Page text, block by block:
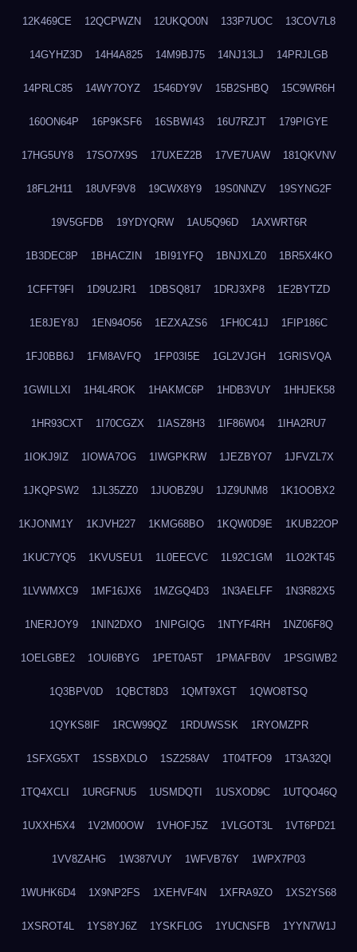
12K469CE 12QCPWZN 12UKQO0N 133P7UOC 13COV7L8
14GYHZ3D 14H4A825 14M9BJ75 14NJ13LJ 14PRJLGB
14PRLC85 14WY7OYZ 1546DY9V 15B2SHBQ 15C9WR6H
160ON64P 16P9KSF6 16SBWI43 16U7RZJT 179PIGYE
17HG5UY8 17SO7X9S 17UXEZ2B 17VE7UAW 181QKVNV
18FL2H11 18UVF9V8 19CWX8Y9 19S0NNZV 19SYNG2F
19V5GFDB 19YDYQRW 1AU5Q96D 1AXWRT6R
1B3DEC8P 1BHACZIN 1BI91YFQ 1BNJXLZ0 1BR5X4KO
1CFFT9FI 1D9U2JR1 1DBSQ817 1DRJ3XP8 1E2BYTZD
1E8JEY8J 1EN94O56 1EZXAZS6 1FH0C41J 1FIP186C
1FJ0BB6J 1FM8AVFQ 1FP03I5E 1GL2VJGH 1GRISVQA
1GWILLXI 1H4L4ROK 1HAKMC6P 1HDB3VUY 1HHJEK58
1HR93CXT 1I70CGZX 1IASZ8H3 1IF86W04 1IHA2RU7
1IOKJ9IZ 1IOWA7OG 1IWGPKRW 1JEZBYO7 1JFVZL7X
1JKQPSW2 1JL35ZZ0 1JUOBZ9U 1JZ9UNM8 1K1OOBX2
1KJONM1Y 1KJVH227 1KMG68BO 1KQW0D9E 1KUB22OP
1KUC7YQ5 1KVUSEU1 1L0EECVC 1L92C1GM 1LO2KT45
1LVWMXC9 1MF16JX6 1MZGQ4D3 1N3AELFF 1N3R82X5
1NERJOY9 1NIN2DXO 1NIPGIQG 1NTYF4RH 1NZ06F8Q
1OELGBE2 1OUI6BYG 1PET0A5T 1PMAFB0V 1PSGIWB2
1Q3BPV0D 1QBCT8D3 1QMT9XGT 1QWO8TSQ
1QYKS8IF 1RCW99QZ 1RDUWSSK 1RYOMZPR
1SFXG5XT 1SSBXDLO 1SZ258AV 1T04TFO9 1T3A32QI
1TQ4XCLI 1URGFNU5 1USMDQTI 1USXOD9C 1UTQO46Q
1UXXH5X4 1V2M00OW 1VHOFJ5Z 1VLGOT3L 1VT6PD21
1VV8ZAHG 1W387VUY 1WFVB76Y 1WPX7P03
1WUHK6D4 1X9NP2FS 1XEHVF4N 1XFRA9ZO 1XS2YS68
1XSROT4L 1YS8YJ6Z 1YSKFL0G 1YUCNSFB 1YYN7W1J